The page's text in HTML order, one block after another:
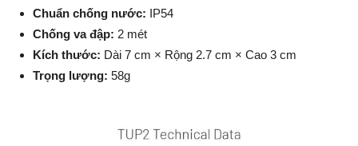
Chuẩn chống nước: IP54
Chống va đập: 2 mét
Kích thước: Dài 7 cm × Rộng 2.7 cm × Cao 3 cm
Trọng lượng: 58g